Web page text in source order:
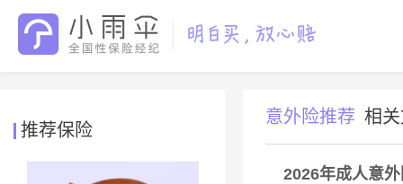
推荐保险
意外险推荐 相
2026年成人意